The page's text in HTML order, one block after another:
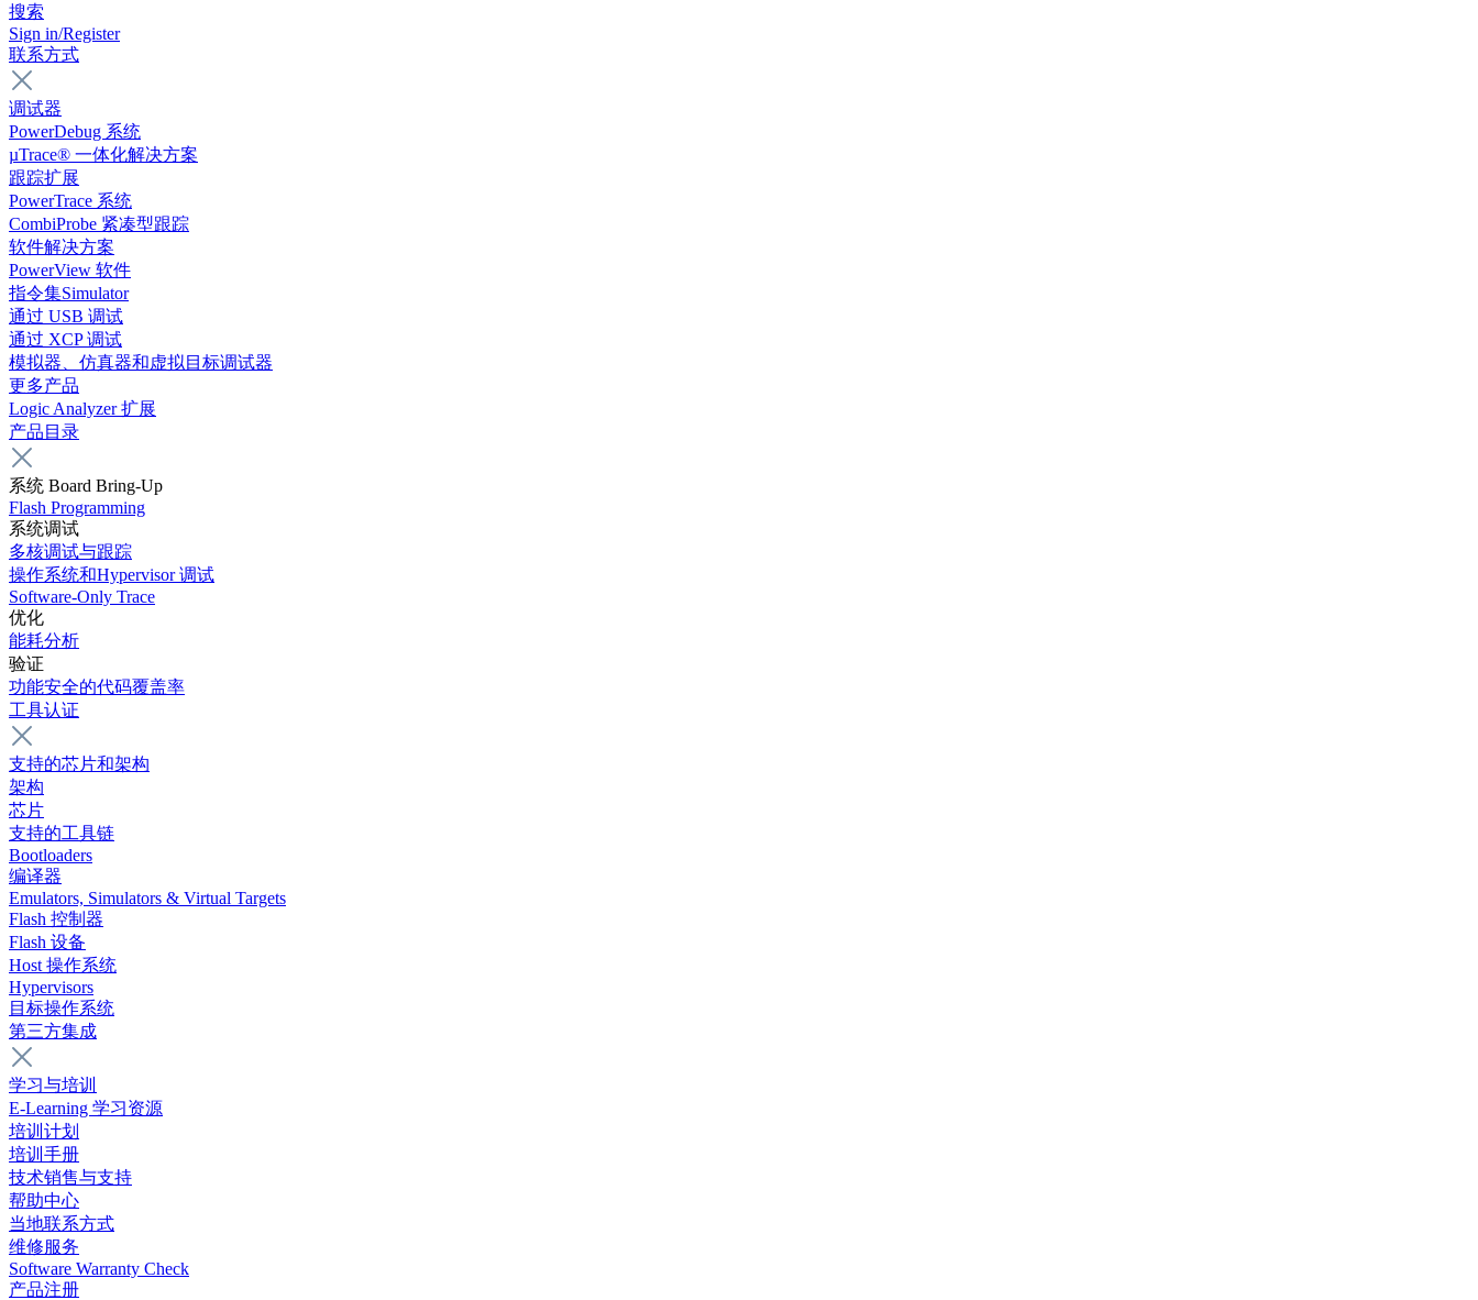
搜索
Sign in/Register
联系方式
调试器
PowerDebug 系统
µTrace® 一体化解决方案
跟踪扩展
PowerTrace 系统
CombiProbe 紧凑型跟踪
软件解决方案
PowerView 软件
指令集Simulator
通过 USB 调试
通过 XCP 调试
模拟器、仿真器和虚拟目标调试器
更多产品
Logic Analyzer 扩展
产品目录
系统 Board Bring-Up
Flash Programming
系统调试
多核调试与跟踪
操作系统和Hypervisor 调试
Software-Only Trace
优化
能耗分析
验证
功能安全的代码覆盖率
工具认证
支持的芯片和架构
架构
芯片
支持的工具链
Bootloaders
编译器
Emulators, Simulators & Virtual Targets
Flash 控制器
Flash 设备
Host 操作系统
Hypervisors
目标操作系统
第三方集成
学习与培训
E-Learning 学习资源
培训计划
培训手册
技术销售与支持
帮助中心
当地联系方式
维修服务
Software Warranty Check
产品注册